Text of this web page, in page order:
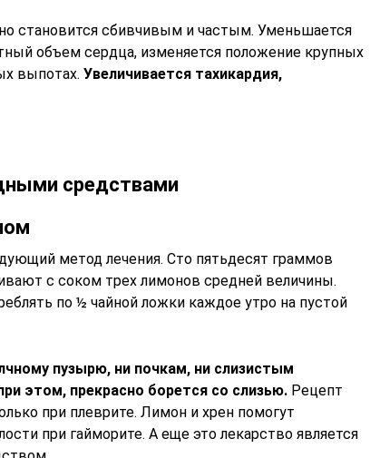
становится сбивчивым и частым. Уменьшается
объем сердца, изменяется положение крупных
выпотах. Увеличивается тахикардия,
средствами
метод лечения. Сто пятьдесят граммов
с соком трех лимонов средней величины.
по ½ чайной ложки каждое утро на пустой
пузырю, ни почкам, ни слизистым
этом, прекрасно борется со слизью. Рецепт
при плеврите. Лимон и хрен помогут
при гайморите. А еще это лекарство является